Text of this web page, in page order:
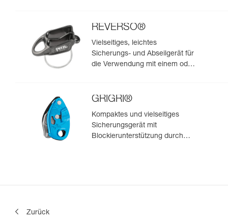
REVERSO®
Vielseitiges, leichtes
Sicherungs- und Abseilgerät für
die Verwendung mit einem oder
vom Standplatz aus geeignet ist
GRIGRI®
Kompaktes und vielseitiges
Sicherungsgerät mit
Blockierunterstützung durch
Zurück